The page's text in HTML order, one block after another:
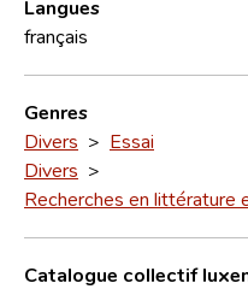
Langues
français
Genres
Divers > Essai
Divers >
Recherches en littérature
Catalogue collectif